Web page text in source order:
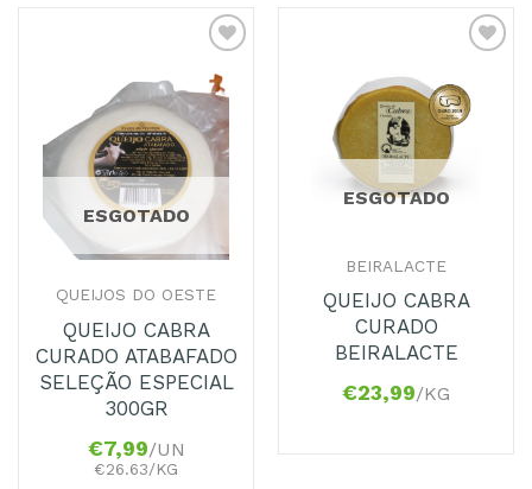
Adicionar
aos
Favoritos
ESGOTADO
QUEIJOS DO OESTE
QUEIJO CABRA
CURADO ATABAFADO
SELEÇÃO ESPECIAL
300GR
€7,99/UN
€26.63/KG
Adicionar
aos
Favoritos
ESGOTADO
BEIRALACTE
QUEIJO CABRA
CURADO
BEIRALACTE
€23,99/KG